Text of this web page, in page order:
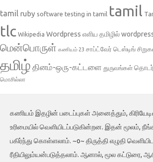
tamil ruby software testing in tamil tamil
tlc Wikipedia Wordpress எளிய தமிழில்
மென்பொருள் கணியம் 23 சாப்ட்வேர் டெஸ்டிங்
தமிழ் தினம்-ஒரு-கட்டளை துருவங்கள்
மொசில்லா
கணியம் இதழின் படைப்புகள் அனைத்தும்,
உரிமையில் வெளியிடப்படுகின்றன. இதன் மூலம்,
பகிர்ந்து கொள்ளலாம். ~o~ திருத்தி எழுதி
ரீதியிலும்யன்படுத்தலாம். ஆனால், மூல கட்டுரை,